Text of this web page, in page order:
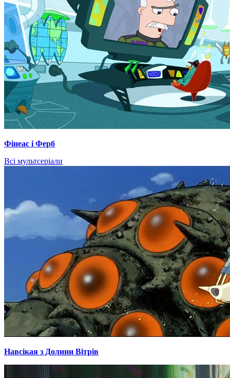
Фінеас і Ферб
Всі мультсеріали
Навсікая з Долини Вітрів